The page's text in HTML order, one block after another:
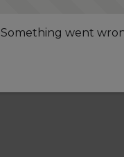
Something went